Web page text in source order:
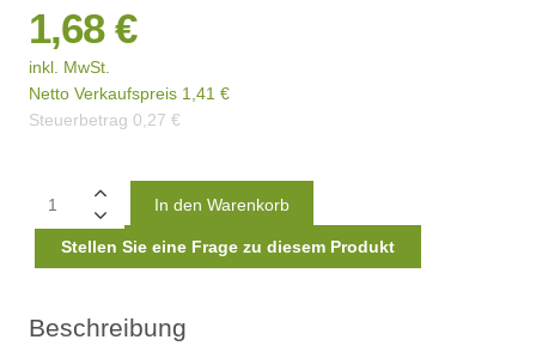
1,68 €
inkl. MwSt.
Netto Verkaufspreis 1,41 €
Steuerbetrag 0,27 €
Stellen Sie eine Frage zu diesem Produkt
Beschreibung